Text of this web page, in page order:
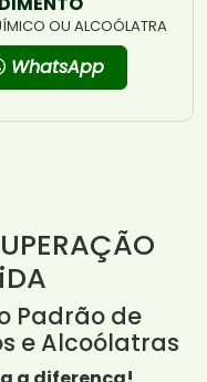
OU ALCOÓLATRA
WhatsApp
Padrão de
e Alcoólatras